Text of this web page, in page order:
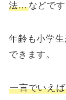
法…などです
年齢も小学
できます。
一言でいえ